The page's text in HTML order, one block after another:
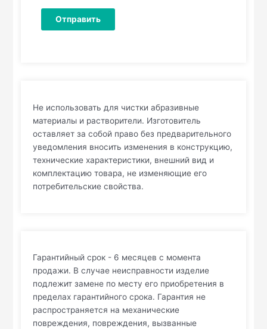
Не использовать для чистки абразивные
материалы и растворители. Изготовитель
оставляет за собой право без предварительного
уведомления вносить изменения в конструкцию,
технические характеристики, внешний вид и
комплектацию товара, не изменяющие его
потребительские свойства.
Гарантийный срок - 6 месяцев с момента
продажи. В случае неисправности изделие
подлежит замене по месту его приобретения в
пределах гарантийного срока. Гарантия не
распространяется на механические
повреждения, повреждения, вызванные